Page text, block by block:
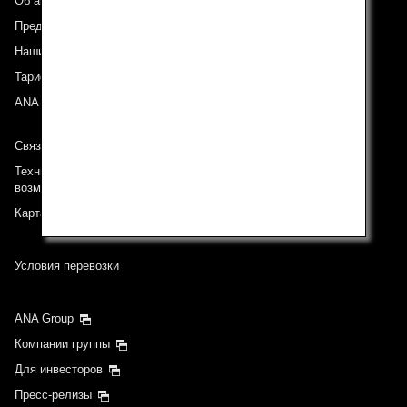
Предложения и объявления
Наши направления
Тариф ANA Experience
ANA Mileage Club
Связь с ANA
Техническая поддержка (Для клиентов с ограниченными
возможностями)
Карта сайта
Условия перевозки
ANA Group
Компании группы
Для инвесторов
Пресс-релизы